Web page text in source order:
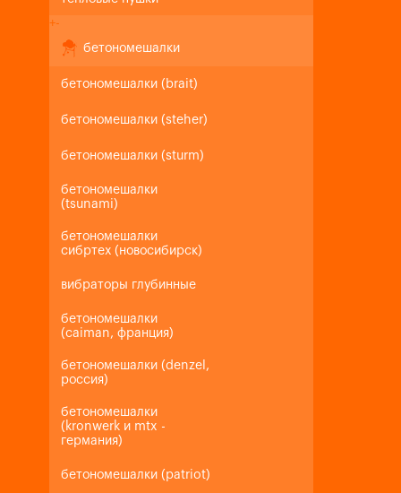
+-
бетономешалки
бетономешалки (brait)
бетономешалки (steher)
бетономешалки (sturm)
бетономешалки
(tsunami)
бетономешалки
сибртех (новосибирск)
вибраторы глубинные
бетономешалки
(caiman, франция)
бетономешалки (denzel,
россия)
бетономешалки
(kronwerk и mtx -
германия)
бетономешалки (patriot)